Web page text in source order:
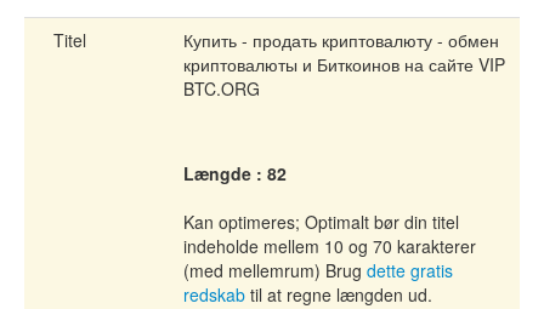
Titel
Купить - продать криптовалюту - обмен
криптовалюты и Биткоинов на сайте VIP
BTC.ORG
Længde : 82
Kan optimeres; Optimalt bør din titel
indeholde mellem 10 og 70 karakterer
(med mellemrum) Brug dette gratis
redskab til at regne længden ud.